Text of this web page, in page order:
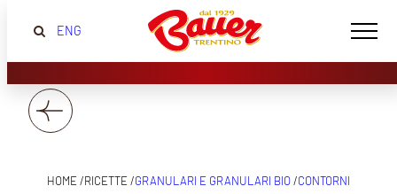
ENG
HOME /RICETTE /GRANULARI E GRANULARI BIO/CONTORNI